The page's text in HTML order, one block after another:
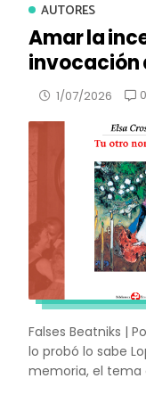
AUTORES
Amar la
invocación
1/07/2026 0
Falses Beatniks |
lo probó lo sabe
memoria, el tema